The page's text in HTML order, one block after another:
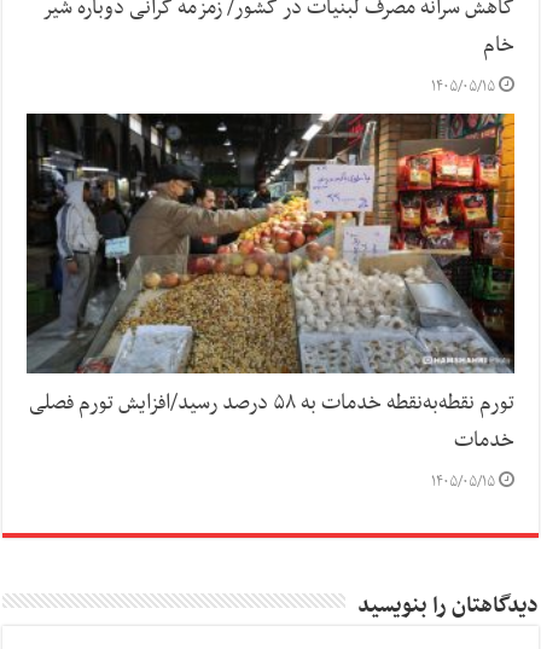
کاهش سرانه مصرف لبنیات در کشور/ زمزمه گرانی دوباره شیر
خام
۱۴۰۵/۰۵/۱۵
تورم نقطه‌به‌نقطه خدمات به ۵۸ درصد رسید/افزایش تورم فصلی
خدمات
۱۴۰۵/۰۵/۱۵
دیدگاهتان را بنویسید